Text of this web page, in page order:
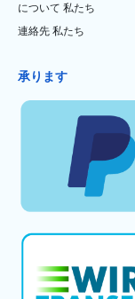
について 私たち
連絡先 私たち
承ります